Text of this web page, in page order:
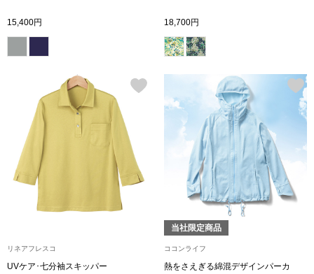
すべて見る
ーブルウェア
ネックレス
ブレスレット
その他
15,400円 18,700円
リネアフレスコ
UVケア･七分袖スキッパー
当社限定商品
ココンライフ
熱をさえぎる綿混デザインパーカ